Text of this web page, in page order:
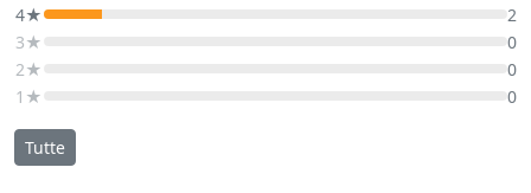
4★
2
3★
0
2★
0
1★
0
Tutte